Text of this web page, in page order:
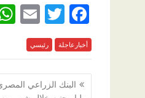
F
ac
e
b
o
T
w
itt
er
E
ai
l
أخبارعاجلة رئيسي
تصفّح